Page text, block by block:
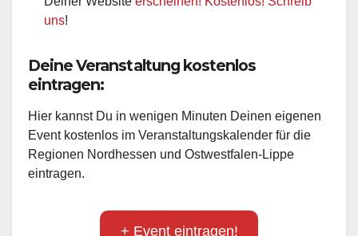
uns!
Deine Veranstaltung kostenlos
eintragen:
Hier kannst Du in wenigen Minuten Deinen eigenen
Event kostenlos im Veranstaltungskalender für die
Regionen Nordhessen und Ostwestfalen-Lippe
eintragen.
+ Event eintragen!